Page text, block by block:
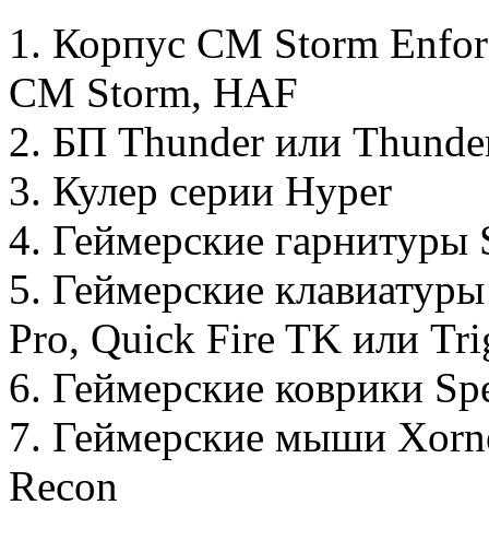
1. Корпус СM Storm
CM Storm, HAF
2. БП Thunder или
3. Кулер серии Hyper
4. Геймерские гарнитуры
5. Геймерские
Pro, Quick Fire TK или
6. Геймерские коврики
7. Геймерские мыши
Recon